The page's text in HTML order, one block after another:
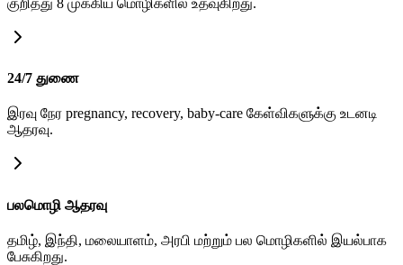
24/7 துணை
இரவு நேர pregnancy, recovery, baby-care கேள்விகளுக்கு உடனடி
ஆதரவு.
பலமொழி ஆதரவு
தமிழ், இந்தி, மலையாளம், அரபி மற்றும் பல மொழிகளில் இயல்பாக
பேசுகிறது.